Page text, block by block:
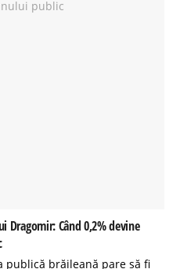
Când 0,2% devine
brăileană pare să fi